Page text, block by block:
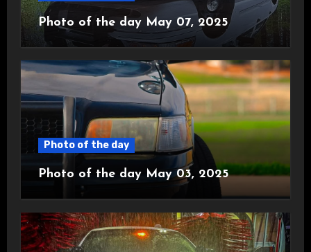
Photo of the day May 07, 2025
Photo of the day
Photo of the day May 03, 2025